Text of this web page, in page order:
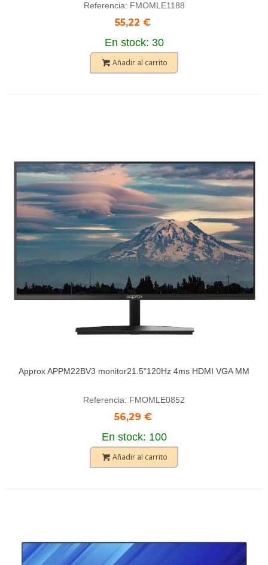
Referencia: FMOMLE1188
55,22 €
En stock: 30
Añadir al carrito
Approx APPM22BV3 monitor21.5"120Hz 4ms HDMI VGA MM
Referencia: FMOMLE0852
56,29 €
En stock: 100
Añadir al carrito